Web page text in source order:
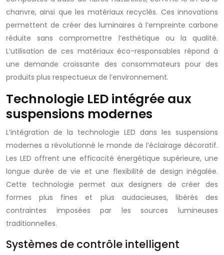
chanvre, ainsi que les matériaux recyclés. Ces innovations
permettent de créer des luminaires à l’empreinte carbone
réduite sans compromettre l’esthétique ou la qualité.
L’utilisation de ces matériaux éco-responsables répond à
une demande croissante des consommateurs pour des
produits plus respectueux de l’environnement.
Technologie LED intégrée aux
suspensions modernes
L’intégration de la technologie LED dans les suspensions
modernes a révolutionné le monde de l’éclairage décoratif.
Les LED offrent une efficacité énergétique supérieure, une
longue durée de vie et une flexibilité de design inégalée.
Cette technologie permet aux designers de créer des
formes plus fines et plus audacieuses, libérés des
contraintes imposées par les sources lumineuses
traditionnelles.
Systèmes de contrôle intelligent